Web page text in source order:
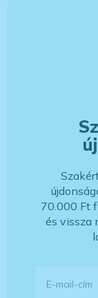
70.000 Ft
és vissza